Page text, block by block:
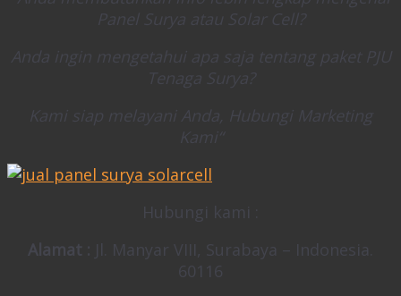
Panel Surya atau Solar Cell?
Anda ingin mengetahui apa saja tentang paket PJU
Tenaga Surya?
Kami siap melayani Anda, Hubungi Marketing
Kami“
Hubungi kami :
Alamat : Jl. Manyar VIII, Surabaya – Indonesia.
60116